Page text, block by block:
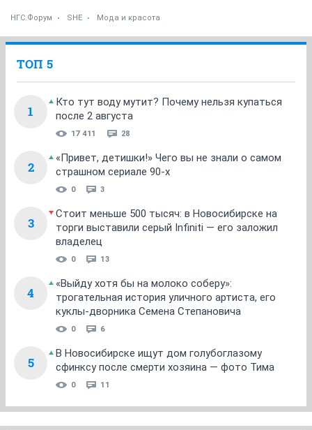
НГС.Форум SHE Мода и красота
ТОП 5
1
Кто тут воду мутит? Почему нельзя купаться
после 2 августа
17 411 28
2
«Привет, детишки!» Чего вы не знали о самом
страшном сериале 90-х
0 3
3
Стоит меньше 500 тысяч: в Новосибирске на
торги выставили серый Infiniti — его заложил
владелец
0 13
4
«Выйду хотя бы на молоко соберу»:
трогательная история уличного артиста, его
куклы-дворника Семена Степановича
0 6
5
В Новосибирске ищут дом голубоглазому
сфинксу после смерти хозяина — фото Тима
0 11